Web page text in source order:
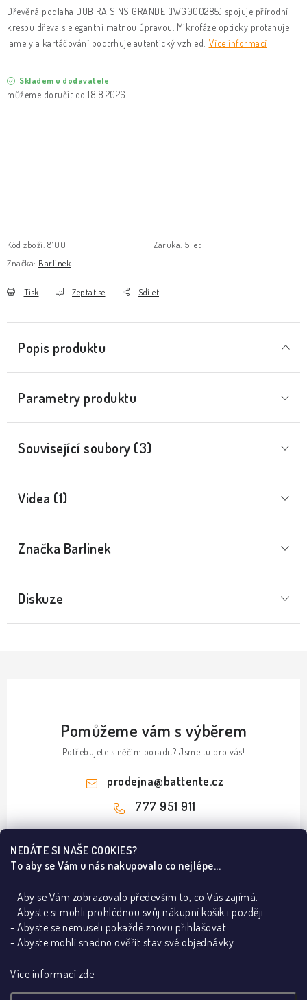
NEDÁTE SI NAŠE COOKIES?
To aby se Vám u nás nakupovalo co nejlépe...
- Aby se Vám zobrazovalo především to, co Vás zajímá.
- Abyste si mohli prohlédnou svůj nákupní košík i později.
- Abyste se nemuseli pokaždé znovu přihlašovat.
- Abyste mohli snadno ověřit stav své objednávky.
Více informací zde.
Dřevěná podlaha DUB RAISINS GRANDE (1WG000285) spojuje přírodní
kresbu dřeva s elegantní matnou úpravou. Mikrofáze opticky protahuje
lamely a kartáčování podtrhuje autentický vzhled. Více informací
Skladem u dodavatele
18.8.2026
Kód zboží: 8100 Záruka: 5 let
Značka: Barlinek
Tisk Zeptat se Sdílet
Popis produktu
Parametry produktu
Související soubory (3)
Videa (1)
Značka Barlinek
Diskuze
Pomůžeme vám s výběrem
Potřebujete s něčím poradit? Jsme tu pro vás!
prodejna@battente.cz
777 951 911
Z
Informace pro vás
B2B
REALIZACE
Kontakty
Proč s námi
Vrácení, výměna zboží
Ze světa dveří a podlah
Dřevěné podlahy v Praze – ESCO a BARLINEK
Lakované dveře dle RAL dodají interiéru eleganci
Za pár korun DVEŘE vystřelené do VESMÍRU!
Mýty a fakta o výplních interiérových dveří
Poradna
Jak poznám pravé a levé dveře
Showroom BATTENTE